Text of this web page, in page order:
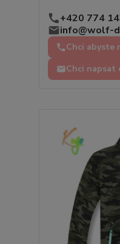
+420 774
info@wolf-
Chci abyste
Chci napsat